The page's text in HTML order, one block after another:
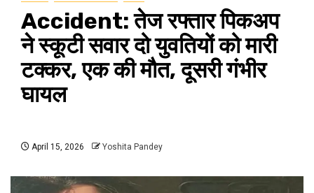
Accident: तेज रफ्तार पिकअप
ने स्कूटी सवार दो युवतियों को मारी
टक्कर, एक की मौत, दूसरी गंभीर
घायल
April 15, 2026 Yoshita Pandey